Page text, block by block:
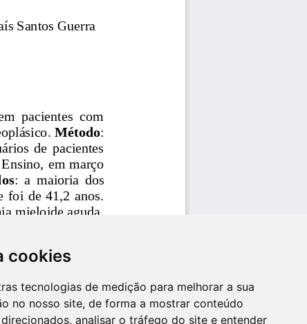
cookies
tecnologias de medição para melhorar a sua
no nosso site, de forma a mostrar conteúdo
analisar o tráfego do site e entender